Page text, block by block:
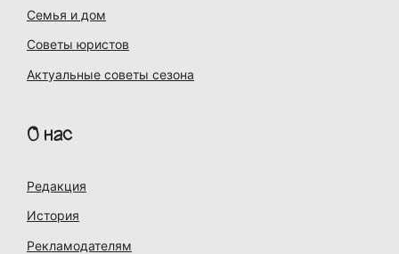
Семья и дом
Советы юристов
Актуальные советы сезона
О нас
Редакция
История
Рекламодателям